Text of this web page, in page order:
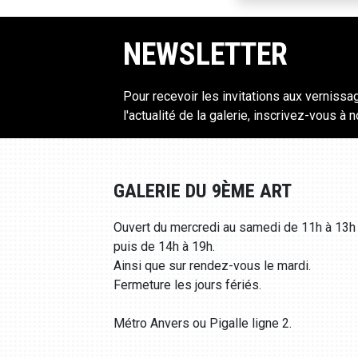
NEWSLETTER
Pour recevoir les invitations aux
l'actualité de la galerie, inscrivez-vous à
GALERIE DU 9ÈME ART
Ouvert du mercredi au samedi de 11h à 13h
puis de 14h à 19h.
Ainsi que sur rendez-vous le mardi.
Fermeture les jours fériés.
Métro Anvers ou Pigalle ligne 2.